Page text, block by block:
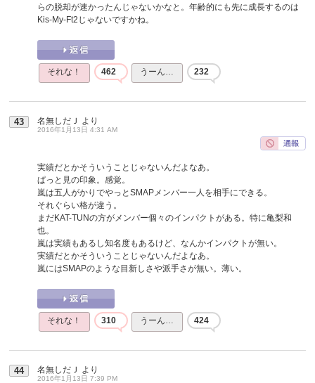
らの脱却が速かったんじゃないかなと。年齢的にも先に成長するのは
Kis-My-Ft2じゃないですかね。
それな！ 462 うーん… 232
43 名無しだＪ より
2016年1月13日 4:31 AM
実績だとかそういうことじゃないんだよなあ。
ぱっと見の印象。感覚。
嵐は五人がかりでやっとSMAPメンバー一人を相手にできる。
それぐらい格が違う。
まだKAT-TUNの方がメンバー個々のインパクトがある。特に亀梨和
也。
嵐は実績もあるし知名度もあるけど、なんかインパクトが無い。
実績だとかそういうことじゃないんだよなあ。
嵐にはSMAPのような目新しさや派手さが無い。薄い。
それな！ 310 うーん… 424
44 名無しだＪ より
2016年1月13日 7:39 PM